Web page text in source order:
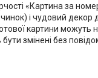
«Картина за
і чудовий
картини
змінені без